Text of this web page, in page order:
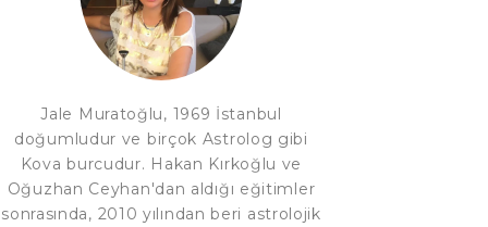
Jale Muratoğlu, 1969 İstanbul
doğumludur ve birçok Astrolog gibi
Kova burcudur. Hakan Kırkoğlu ve
Oğuzhan Ceyhan'dan aldığı eğitimler
sonrasında, 2010 yılından beri astrolojik